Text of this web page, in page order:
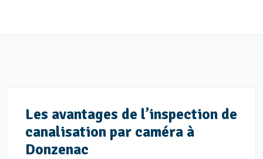
Les avantages de l’inspection de
canalisation par caméra à
Donzenac